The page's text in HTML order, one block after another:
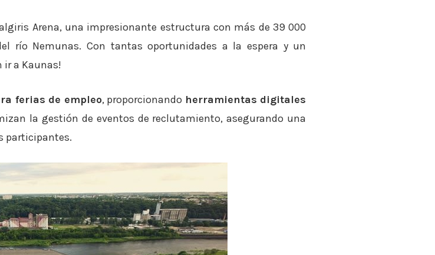
Arena, una impresionante estructura con más de 39 000
río Nemunas. Con tantas oportunidades a la espera y un
ir a Kaunas!
ferias de empleo, proporcionando herramientas digitales
la gestión de eventos de reclutamiento, asegurando una
participantes.